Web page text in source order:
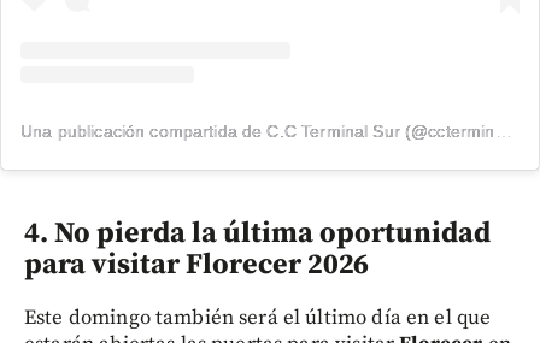
4. No pierda la última oportunidad
para visitar Florecer 2026
Este domingo también será el último día en el que